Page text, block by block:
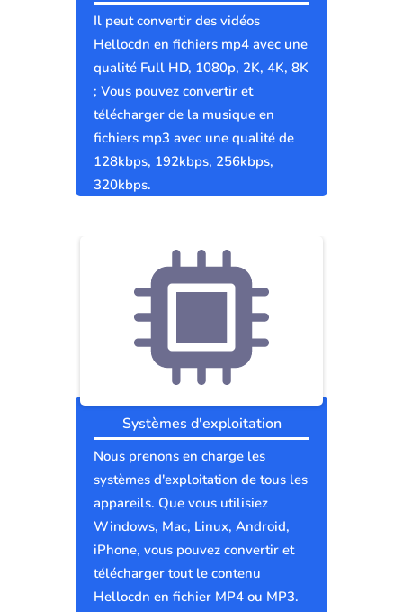
Il peut convertir des vidéos
Hellocdn en fichiers mp4 avec une
qualité Full HD, 1080p, 2K, 4K, 8K
; Vous pouvez convertir et
télécharger de la musique en
fichiers mp3 avec une qualité de
128kbps, 192kbps, 256kbps,
320kbps.
Systèmes d'exploitation
Nous prenons en charge les
systèmes d'exploitation de tous les
appareils. Que vous utilisiez
Windows, Mac, Linux, Android,
iPhone, vous pouvez convertir et
télécharger tout le contenu
Hellocdn en fichier MP4 ou MP3.